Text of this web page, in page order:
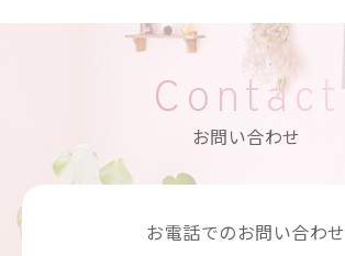
Contact
お問い合わせ
お電話でのお問い合わせ